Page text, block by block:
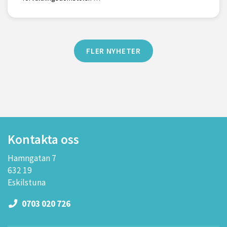
FLER NYHETER
Kontakta oss
Hamngatan 7
632 19
Eskilstuna
0703 020 726